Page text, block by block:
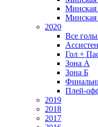
Минская
Минская
2020
Все голы
Гол +
Зона А
Зона Б
Плей-
2019
2018
2017